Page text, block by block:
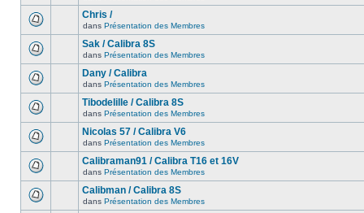
Chris /
dans Présentation des Membres
Sak / Calibra 8S
dans Présentation des Membres
Dany / Calibra
dans Présentation des Membres
Tibodelille / Calibra 8S
dans Présentation des Membres
Nicolas 57 / Calibra V6
dans Présentation des Membres
Calibraman91 / Calibra T16 et 16V
dans Présentation des Membres
Calibman / Calibra 8S
dans Présentation des Membres